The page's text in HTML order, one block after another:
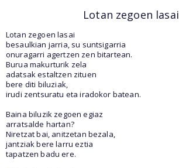
Lotan zegoen lasai
Lotan zegoen lasai
besaulkian jarria, su suntsigarria
onuragarri agertzen zen bitartean.
Burua makurturik zela
adatsak estaltzen zituen
bere diti biluziak,
irudi zentsuratu eta iradokor batean.
Baina biluzik zegoen egiaz
arratsalde hartan?
Niretzat bai, anitzetan bezala,
jantziak bere larru eztia
tapatzen badu ere.